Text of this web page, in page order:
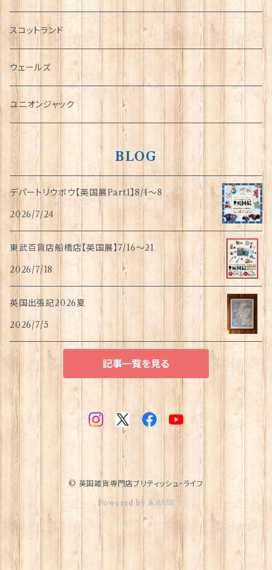
犬グッズ
傘
指貫(シンブル)
スコットランド
ウェールズ
ユニオンジャック
BLOG
デパートリウボウ【英国展Part1】8/1〜8
2026/7/24
東武百貨店船橋店【英国展】7/16～21
2026/7/18
英国出張記2026夏
2026/7/5
記事一覧を見る
© 英国雑貨専門店ブリティッシュ・ライフ
Powered by